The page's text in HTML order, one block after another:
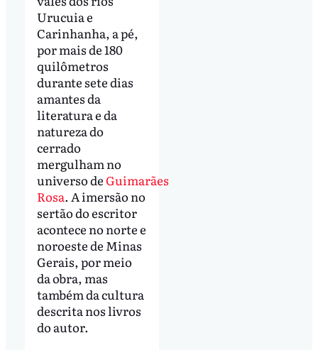
Urucuia e
Carinhanha, a pé,
por mais de 180
quilômetros
durante sete dias
amantes da
literatura e da
natureza do
cerrado
mergulham no
universo deGuimarães
Rosa. A imersão no
sertão do escritor
acontece no norte e
noroeste de Minas
Gerais, por meio
da obra, mas
também da cultura
descrita nos livros
do autor.